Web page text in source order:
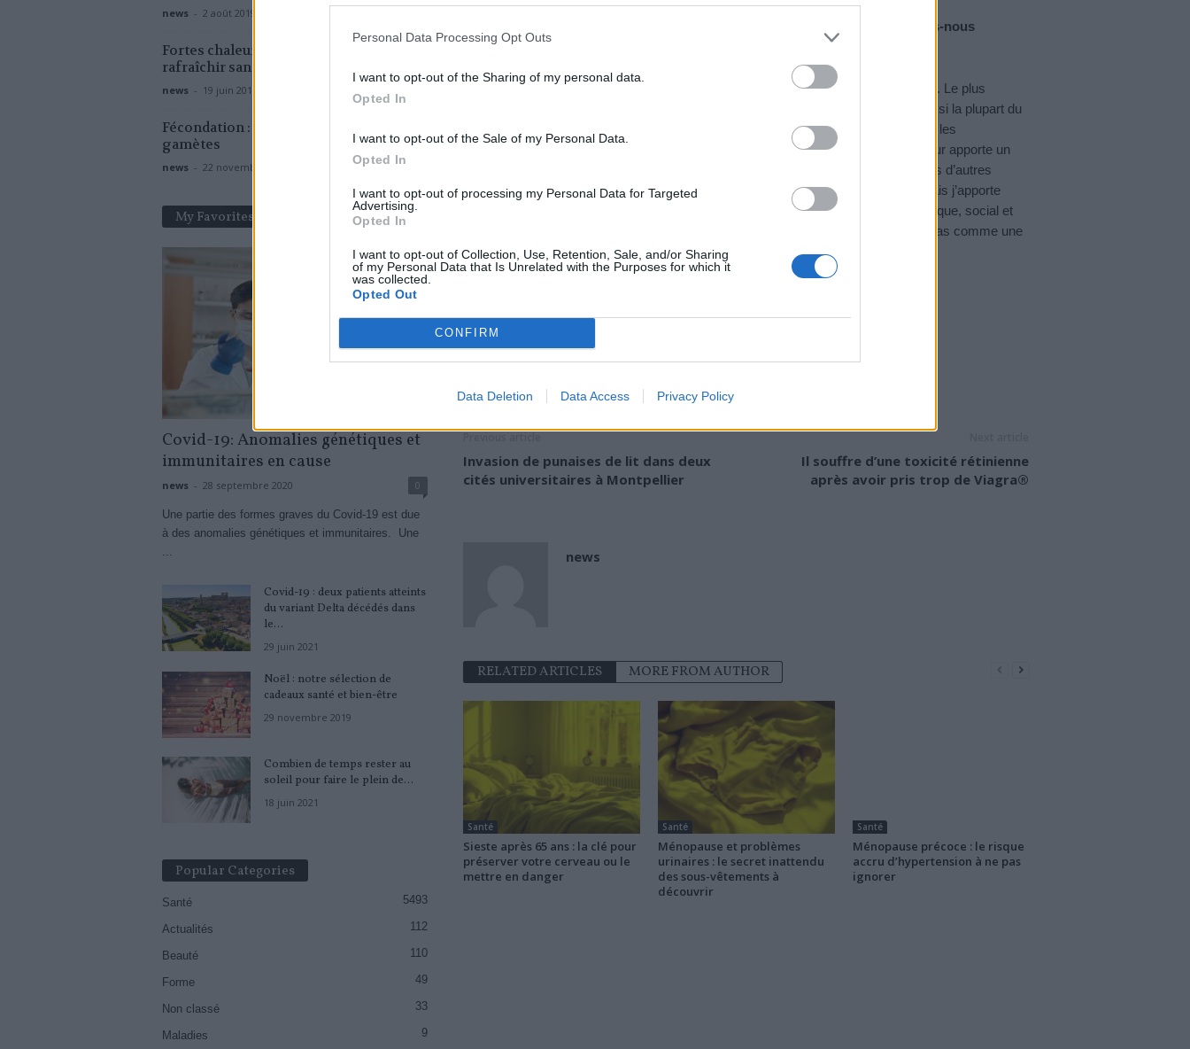
Personal Data Processing Opt Outs
I want to opt-out of the Sharing of my personal data.
Opted In
I want to opt-out of the Sale of my Personal Data.
Opted In
I want to opt-out of processing my Personal Data for Targeted
Advertising.
Opted In
I want to opt-out of Collection, Use, Retention, Sale, and/or Sharing
of my Personal Data that Is Unrelated with the Purposes for which it
was collected.
Opted Out
CONFIRM
Data Deletion Data Access Privacy Policy
Constance Yver-Elleaume vous êtes médecin en soins palliatifs. Pouvez-vous-nous
expliquer en quoi consiste votre métier ?
Mon métier c’est d’accompagner les personnes qui sont confrontées à la fin de vie. Le plus
souvent à cause d’une maladie grave ou en réanimation après un accident. Même si la plupart du
temps, la fin de vie touche des personnes âgées elle peut tous nous concerner. Je les
accompagne, eux et leur entourage, ainsi que les soignants et les médecins. Je leur apporte un
soulagement de la douleur physique par des traitements médicamenteux ou parfois d’autres
approches comme l’acupuncture, l’hypnose ou l’aide d’une psychomotricienne, mais j’apporte
également un soutien psychologique. Il faut prendre en compte l’aspect psychologique, social et
spirituel de la personne pour pouvoir l’aider. Une mère de trois enfants ne réagira pas comme une
vieille dame, par exemple, face à l’annonce de la mort.
Lire…
Invasion de punaises de lit dans deux
cités universitaires à Montpellier
Il souffre d’une toxicité rétinienne
après avoir pris trop de Viagra®
news
RELATED ARTICLES MORE FROM AUTHOR
Santé
Sieste après 65 ans : la clé pour
préserver votre cerveau ou le
mettre en danger
Santé
Ménopause et problèmes
urinaires : le secret inattendu
des sous-vêtements à
découvrir
Santé
Ménopause précoce : le risque
accru d’hypertension à ne pas
ignorer
news - 2 août 2019
Fortes chaleurs : 7 solutions pour vous
rafraîchir sans clim !
news - 19 juin 2017
Fécondation : campagne pour le don de
gamètes
news - 22 novembre 2020
My Favorites
Covid-19: Anomalies génétiques et
immunitaires en cause
news - 28 septembre 2020 0
Une partie des formes graves du Covid-19 est due
à des anomalies génétiques et immunitaires. Une
...
Covid-19 : deux patients atteints
du variant Delta décédés dans
le...
29 juin 2021
Noël : notre sélection de
cadeaux santé et bien-être
29 novembre 2019
Combien de temps rester au
soleil pour faire le plein de...
18 juin 2021
Popular Categories
Santé 5493
Actualités 112
Beauté 110
Forme 49
Non classé 33
Maladies 9